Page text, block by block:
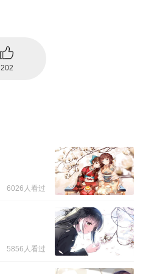
202
6026人看过
5856人看过